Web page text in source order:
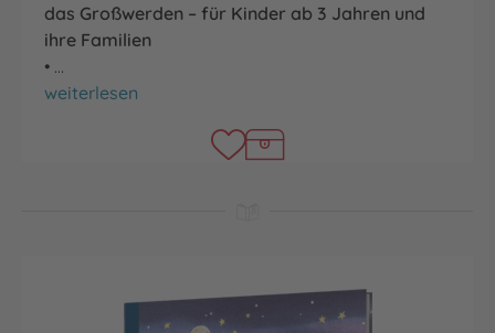
das Großwerden – für Kinder ab 3 Jahren und
ihre Familien
• …
Papa und ich
weiterlesen